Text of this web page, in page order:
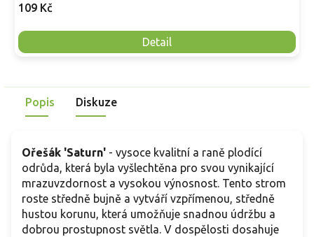
109 Kč
Detail
Popis Diskuze
Ořešák 'Saturn' - vysoce kvalitní a raně plodící
odrůda, která byla vyšlechtěna pro svou vynikající
mrazuvzdornost a vysokou výnosnost. Tento strom
roste středně bujně a vytváří vzpřímenou, středně
hustou korunu, která umožňuje snadnou údržbu a
dobrou prostupnost světla. V dospělosti dosahuje